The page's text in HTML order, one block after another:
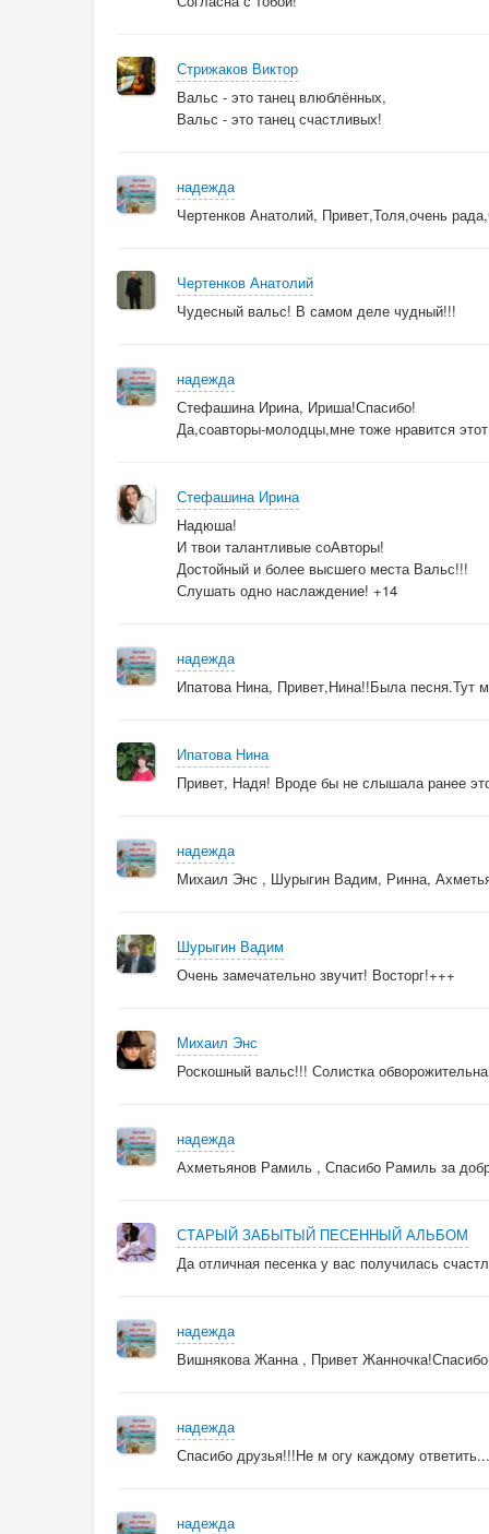
И от счастья готова летать.
О любви шептал ты слова.
Так играй, же мой вальс, прошу я,
Пусть кружится моя голова.
Всё забыла, с тобой танцуя
И меня совсем не волнует,
Что у времени свой каприз.
Я про время совсем забыла!
Я ведь Золушка. Мне домой! Но-о-о!
Стрижаков Виктор
Вальс - это танец влюблённых,
Вальс - это танец счастливых!
надежда
Чертенков Анатолий, Привет,Толя,очень
Чертенков Анатолий
Чудесный вальс! В самом деле чудный!!!
надежда
Стефашина Ирина, Ириша!Спасибо!
Да,соавторы-молодцы,мне тоже нравится
Стефашина Ирина
Надюша!
И твои талантливые соАвторы!
Достойный и более высшего места Вальс!!!
Слушать одно наслаждение! +14
надежда
Ипатова Нина, Привет,Нина!!Была песня.Тут
Ипатова Нина
Привет, Надя! Вроде бы не слышала ранее
надежда
Михаил Энс , Шурыгин Вадим, Ринна,
Шурыгин Вадим
Очень замечательно звучит! Восторг!+++
Михаил Энс
Роскошный вальс!!! Солистка
надежда
Ахметьянов Рамиль , Спасибо Рамиль за
СТАРЫЙ ЗАБЫТЫЙ ПЕСЕННЫЙ АЛЬБОМ
Да отличная песенка у вас получилась
надежда
Вишнякова Жанна , Привет
надежда
Спасибо друзья!!!Не м огу каждому
надежда